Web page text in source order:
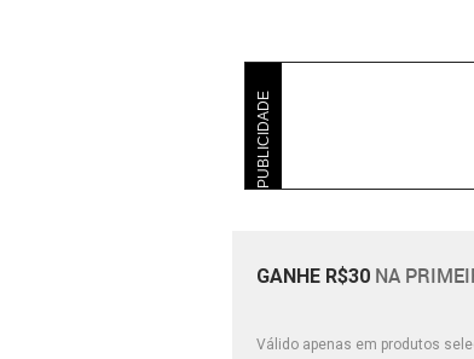
PUBLICIDADE
GANHE R$30 NA
Válido apenas em produtos